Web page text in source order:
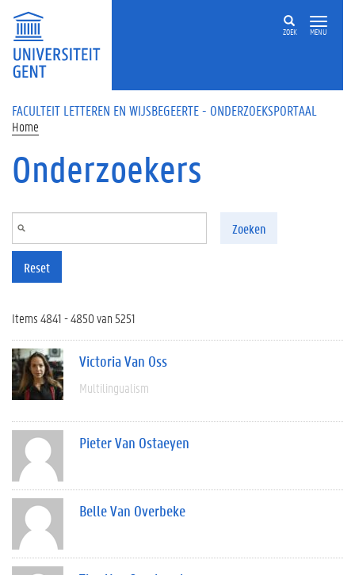
Overslaan en naar de inhoud gaan
ZOEK MENU
FACULTEIT LETTEREN EN WIJSBEGEERTE - ONDERZOEKSPORTAAL
Home
Onderzoekers
Zoeken
Reset
Items 4841 - 4850 van 5251
Victoria Van Oss
Multilingualism
Pieter Van Ostaeyen
Belle Van Overbeke